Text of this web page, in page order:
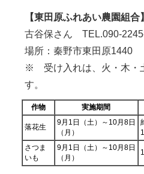
【東田原ふれあい農園組合】
古谷保さん TEL.090-
場所：秦野市東田原1440
※ 受け入れは、火・木・
す。
作物 実施期間
落花生
9月1日（土）～10月8日
（月）
さつま
いも
9月1日（土）～10月8日
（月）